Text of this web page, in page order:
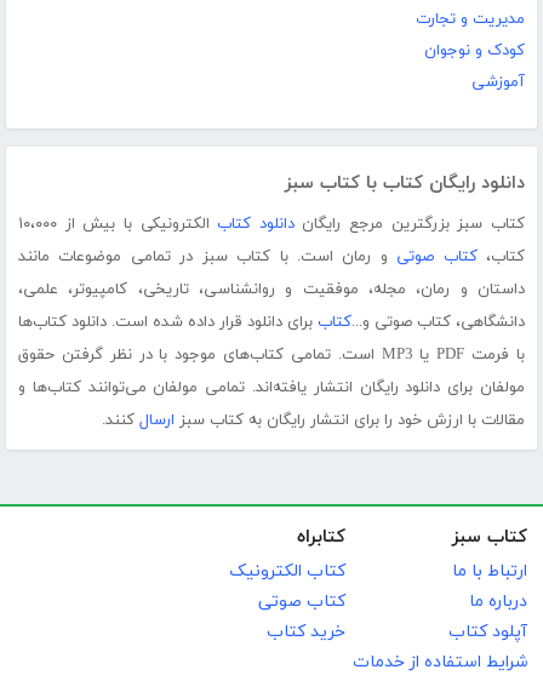
مدیریت و تجارت
کودک و نوجوان
آموزشی
دانلود رایگان کتاب با کتاب سبز
کتاب سبز بزرگترین مرجع رایگاندانلود کتاب
الکترونیکی با بیش از ۱۰،۰۰۰
کتاب،کتاب صوتی و رمان است. با کتاب سبز در تمامی موضوعات مانند
داستان و رمان، مجله، موفقیت و روانشناسی، تاریخی، کامپیوتر، علمی،
دانشگاهی، کتاب صوتی و...کتاب برای دانلود قرار داده شده است. دانلود کتاب‌ها
با فرمت PDF یا MP3 است. تمامی کتاب‌های موجود با در نظر گرفتن حقوق
مولفان برای دانلود رایگان انتشار یافته‌اند. تمامی مولفان می‌توانند کتاب‌ها و
مقالات با ارزش خود را برای انتشار رایگان به کتاب سبز ارسال کنند.
کتاب سبز
ارتباط با ما
درباره ما
آپلود کتاب
شرایط استفاده از خدمات
کتابراه
کتاب الکترونیک
کتاب صوتی
خرید کتاب